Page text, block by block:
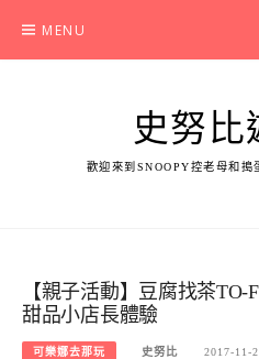
content
MENU
史努比
歡迎來到SNOOPY控老母和搗
【親子活動】豆腐找茶TO-
甜品小店長體驗
可樂娜去那玩 史努比 2017-11-